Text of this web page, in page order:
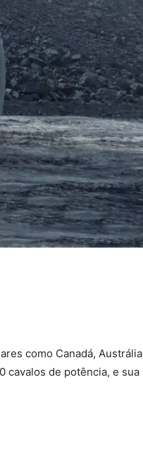
como Canadá, Austrália
cavalos de potência, e sua